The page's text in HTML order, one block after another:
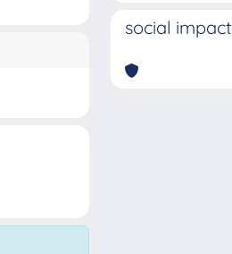
social impact